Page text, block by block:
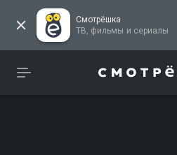
Смотрёшка
ТВ, фильмы и сериалы